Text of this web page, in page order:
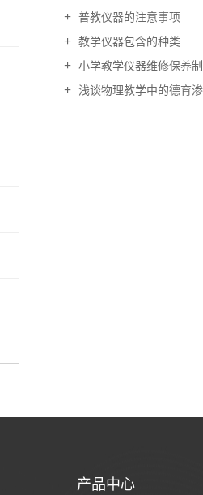
普教仪器的注意事项
教学仪器包含的种类
小学教学仪器维修保养
浅谈物理教学中的德育
产品中心